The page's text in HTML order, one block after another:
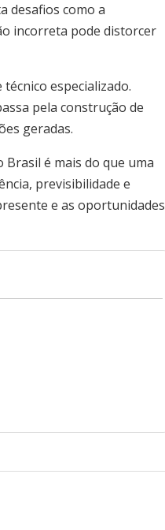
desafios como a
incorreta pode distorcer
especializado.
pela construção de
geradas.
é mais do que uma
previsibilidade e
e as oportunidades